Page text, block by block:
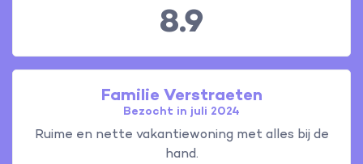
8.9
Familie Verstraeten
Bezocht in juli 2024
Ruime en nette vakantiewoning met alles bij de
hand.